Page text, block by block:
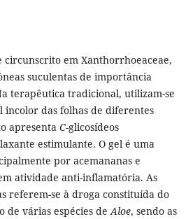
circunscrito em Xanthorrhoeaceae,
suculentas de importância
terapêutica tradicional, utilizam-se
incolor das folhas de diferentes
apresenta C-glicosídeos
estimulante. O gel é uma
por acemananas e
atividade anti-inflamatória. As
referem-se à droga constituída do
de várias espécies deAloe, sendo as